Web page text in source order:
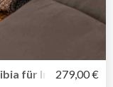
für In-Outdoor
279,00 €